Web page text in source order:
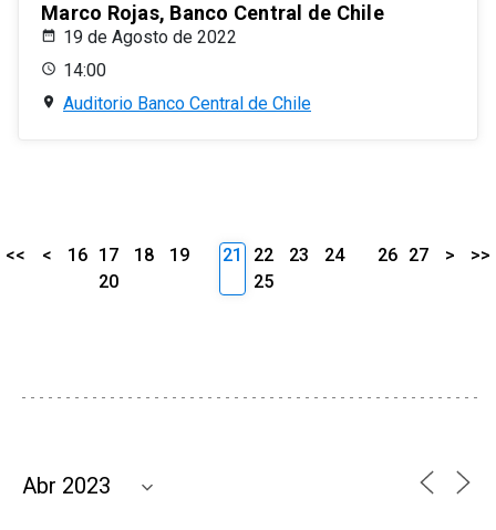
Marco Rojas, Banco Central de Chile
19 de Agosto de 2022
14:00
Auditorio Banco Central de Chile
<< < 16 17 18
19
20
21 22 23
24
25
26 27 > >>